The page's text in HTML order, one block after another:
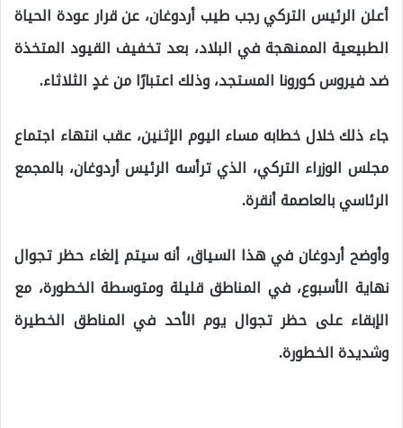
أعلن الرئيس التركي رجب طيب أردوغان، عن قرار عودة الحياة
الطبيعية الممنهجة في البلاد، بعد تخفيف القيود المتخذة
ضد فيروس كورونا المستجد، وذلك اعتبارًا من غدٍ الثلاثاء.
جاء ذلك خلال خطابه مساء اليوم الإثنين، عقب انتهاء اجتماع
مجلس الوزراء التركي، الذي ترأسه الرئيس أردوغان، بالمجمع
الرئاسي بالعاصمة أنقرة.
وأوضح أردوغان في هذا السياق، أنه سيتم إلغاء حظر تجوال
نهاية الأسبوع، في المناطق قليلة ومتوسطة الخطورة، مع
الإبقاء على حظر تجوال يوم الأحد في المناطق الخطيرة
وشديدة الخطورة.